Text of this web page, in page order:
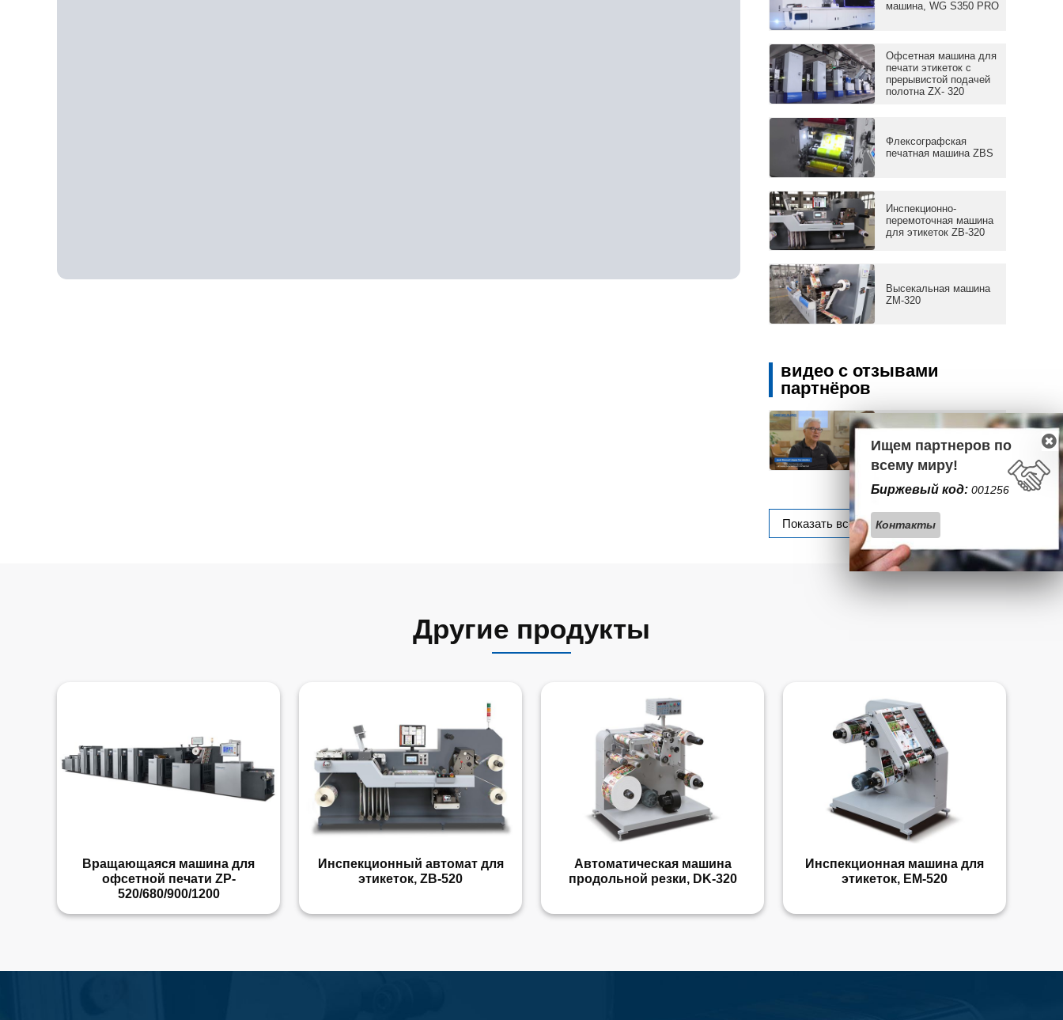
машина, WG S350 PRO
Офсетная машина для
печати этикеток c
прерывистой подачей
полотна ZX- 320
Флексографская
печатная машина ZBS
Инспекционно-
перемоточная машина
для этикеток ZB-320
Высекальная машина
ZM-320
видео с отзывами
партнёров
Lapeyra y Taltavull
Comercial (Барселона,
Испания)
Показать всё
Другие продукты
Вращающаяся машина для
офсетной печати ZP-
520/680/900/1200
Инспекционный автомат для
этикеток, ZB-520
Автоматическая машина
продольной резки, DK-320
Инспекционная машина для
этикеток, EM-520
Ищем партнеров по
всему миру!
Биржевый код: 001256
Контакты